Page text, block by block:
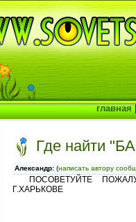
Где найти
Александр: (написать автору
ПОСОВЕТУЙТЕ
Г.ХАРЬКОВЕ
главная